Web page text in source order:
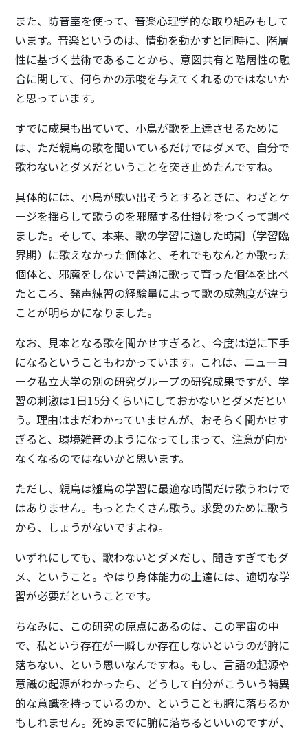
また、防音室を使って、音楽心理学的な取り組みもして
います。音楽というのは、情動を動かすと同時に、階層
性に基づく芸術であることから、意図共有と階層性の融
合に関して、何らかの示唆を与えてくれるのではないか
と思っています。
すでに成果も出ていて、小鳥が歌を上達させるために
は、ただ親鳥の歌を聞いているだけではダメで、自分で
歌わないとダメだということを突き止めたんですね。
具体的には、小鳥が歌い出そうとするときに、わざとケ
ージを揺らして歌うのを邪魔する仕掛けをつくって調べ
ました。そして、本来、歌の学習に適した時期（学習臨
界期）に歌えなかった個体と、それでもなんとか歌った
個体と、邪魔をしないで普通に歌って育った個体を比べ
たところ、発声練習の経験量によって歌の成熟度が違う
ことが明らかになりました。
なお、見本となる歌を聞かせすぎると、今度は逆に下手
になるということもわかっています。これは、ニューヨ
ーク私立大学の別の研究グループの研究成果ですが、学
習の刺激は1日15分くらいにしておかないとダメだとい
う。理由はまだわかっていませんが、おそらく聞かせす
ぎると、環境雑音のようになってしまって、注意が向か
なくなるのではないかと思います。
ただし、親鳥は雛鳥の学習に最適な時間だけ歌うわけで
はありません。もっとたくさん歌う。求愛のために歌う
から、しょうがないですよね。
いずれにしても、歌わないとダメだし、聞きすぎてもダ
メ、ということ。やはり身体能力の上達には、適切な学
習が必要だということです。
ちなみに、この研究の原点にあるのは、この宇宙の中
で、私という存在が一瞬しか存在しないというのが腑に
落ちない、という思いなんですね。もし、言語の起源や
意識の起源がわかったら、どうして自分がこういう特異
的な意識を持っているのか、ということも腑に落ちるか
もしれません。死ぬまでに腑に落ちるといいのですが、